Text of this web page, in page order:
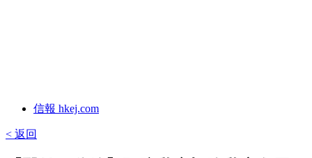
信報 hkej.com
< 返回